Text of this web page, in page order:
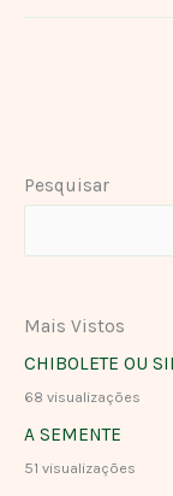
Pesquisar
Mais Vistos
CHIBOLETE OU
68 visualizações
A SEMENTE
51 visualizações